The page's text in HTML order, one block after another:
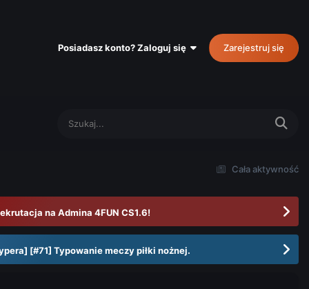
Posiadasz konto? Zaloguj się Zarejestruj się
Cała aktywność
na Admina 4FUN CS1.6!
[#71] Typowanie meczy piłki nożnej.